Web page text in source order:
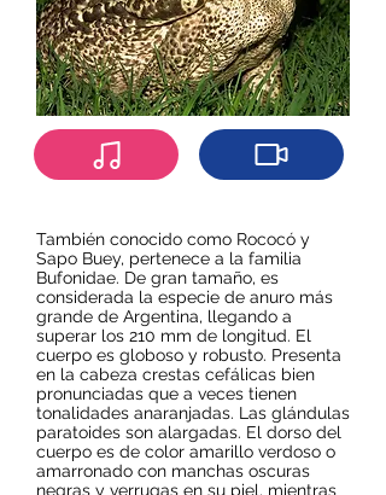
También conocido como Rococó y
Sapo Buey, pertenece a la familia
Bufonidae. De gran tamaño, es
considerada la especie de anuro más
grande de Argentina, llegando a
superar los 210 mm de longitud. El
cuerpo es globoso y robusto. Presenta
en la cabeza crestas cefálicas bien
pronunciadas que a veces tienen
tonalidades anaranjadas. Las glándulas
paratoides son alargadas. El dorso del
cuerpo es de color amarillo verdoso o
amarronado con manchas oscuras
negras y verrugas en su piel, mientras